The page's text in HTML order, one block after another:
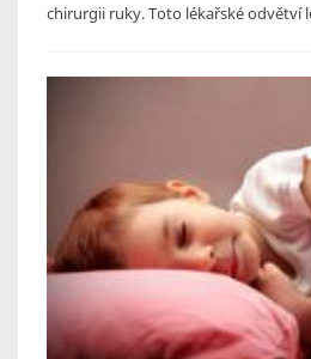
chirurgii ruky. Toto lékařské odvětví